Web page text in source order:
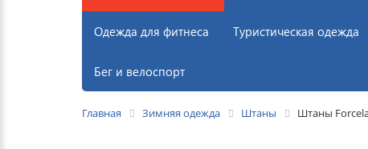
Одежда для фитнеса Туристическая одежда
Бег и велоспорт
Главная Зимняя одежда Штаны Штаны